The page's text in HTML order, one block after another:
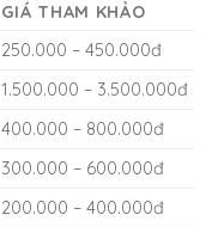
GIÁ THAM KHẢO
250.000 – 450.000đ
1.500.000 – 3.500.000đ
400.000 – 800.000đ
300.000 – 600.000đ
200.000 – 400.000đ